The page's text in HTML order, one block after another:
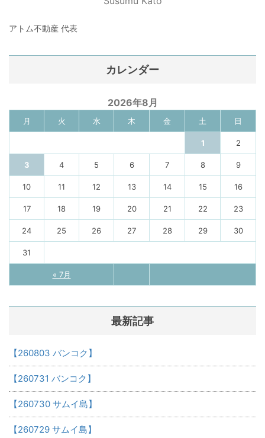
アトム不動産 代表
カレンダー
2026年8月
月 火 水 木 金 土 日
« 7月
1 2
3 4 5 6 7 8 9
10 11 12 13 14 15 16
17 18 19 20 21 22 23
24 25 26 27 28 29 30
31
最新記事
【260803 バンコク】
【260731 バンコク】
【260730 サムイ島】
【260729 サムイ島】